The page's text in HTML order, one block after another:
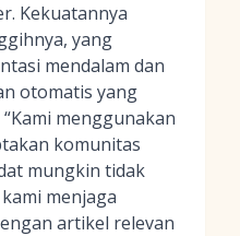
Kekuatannya
yang
mendalam dan
otomatis yang
menggunakan
komunitas
mungkin tidak
menjaga
artikel relevan